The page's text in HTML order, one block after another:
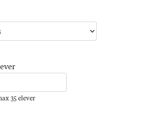
35 elever